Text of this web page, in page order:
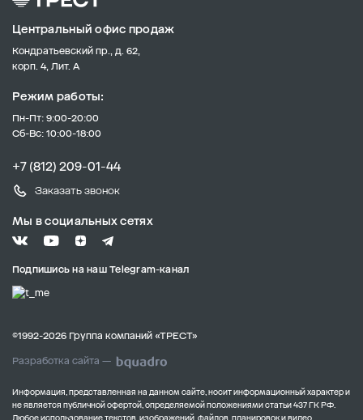
Центральный офис продаж
Кондратьевский пр., д. 62,
корп. 4, Лит. А
Режим работы:
Пн-Пт: 9:00-20:00
Сб-Вс: 10:00-18:00
+7 (812) 209-01-44
Заказать звонок
Мы в социальных сетях
Подпишись на наш Telegram-канал
©1992-2026 Группа компаний «ТРЕСТ»
Разработка сайта —
Информация, представленная на данном сайте, носит информационный характер и
не является публичной офертой, определяемой положениями статьи 437 ГК РФ.